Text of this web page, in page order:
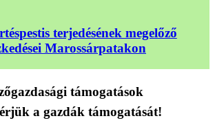
terjedésének megelőző
Marossárpatakon
támogatások
a gazdák támogatását!